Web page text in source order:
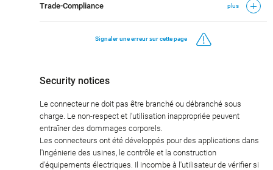
Trade-Compliance plus
Signaler une erreur sur cette page
Security notices
Le connecteur ne doit pas être branché ou débranché sous
charge. Le non-respect et l'utilisation inappropriée peuvent
entraîner des dommages corporels.
Les connecteurs ont été développés pour des applications dans
l'ingénierie des usines, le contrôle et la construction
d'équipements électriques. Il incombe à l'utilisateur de vérifier si